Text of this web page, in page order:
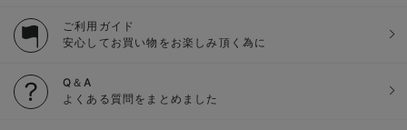
ご利用ガイド
安心してお買い物をお楽しみ頂く為に
Q＆A
よくある質問をまとめました